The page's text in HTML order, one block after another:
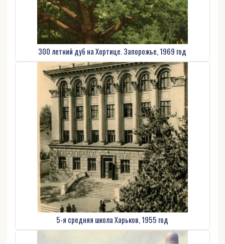
300 летний дуб на Хортице. Запорожье, 1969 год
5-я средняя школа Харьков, 1955 год